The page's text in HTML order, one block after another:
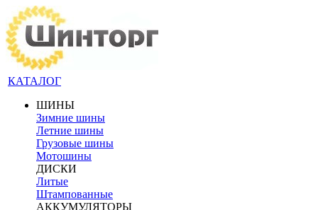
КАТАЛОГ
ШИНЫ
Зимние шины
Летние шины
Грузовые шины
Мотошины
ДИСКИ
Литые
Штампованные
АККУМУЛЯТОРЫ